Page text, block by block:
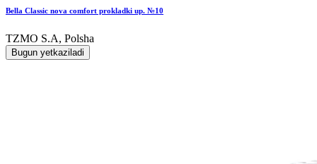
Bella Classic nova comfort prokladki up. №10
TZMO S.A, Polsha
Bugun yetkaziladi